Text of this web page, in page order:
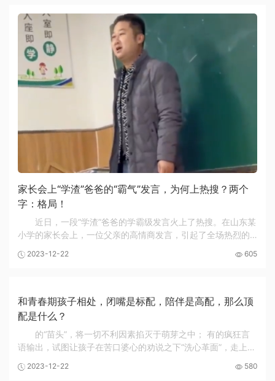
家长会上“学渣”爸爸的“霸气”发言，为何上热搜？两个
字：格局！
近日，一段“学渣”爸爸的学霸级发言火上了热搜。在山东某
小学的家长会上，一位父亲的高情商发言，引起了全场热烈的
渣”，但是我依然相信他完全有可能成为...
2023-12-22 605
和青春期孩子相处，闭嘴是标配，陪伴是高配，那么顶
配是什么？
的“苗头”，将一切不利因素掐灭于萌芽之中； 有的疯狂言
语输出，试图让孩子在苦口婆心的劝说之下“洗心革面”，走上他
索，正是这些父母们自以为的“我是...
2023-12-22 580